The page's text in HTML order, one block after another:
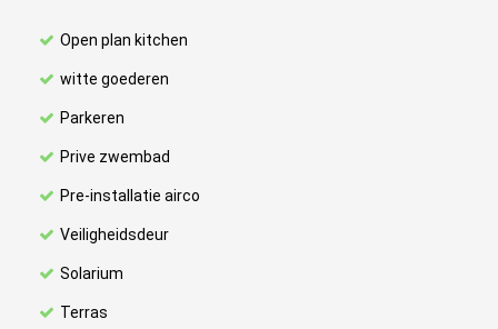
Open plan kitchen
witte goederen
Parkeren
Prive zwembad
Pre-installatie airco
Veiligheidsdeur
Solarium
Terras